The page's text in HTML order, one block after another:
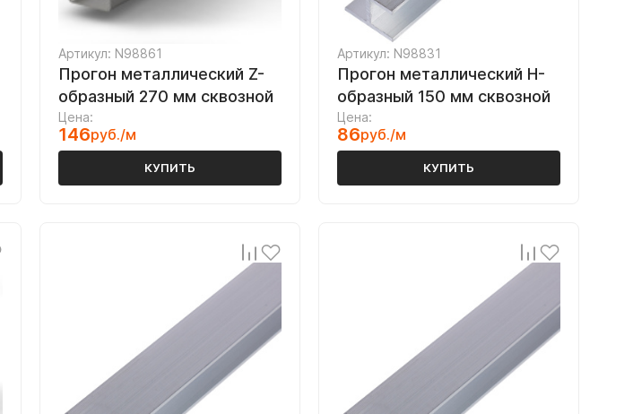
Артикул: N98861
Прогон металлический Z-
образный 270 мм сквозной
Цена:
146руб./м
КУПИТЬ
Артикул: N98831
Прогон металлический H-
образный 150 мм сквозной
Цена:
86руб./м
КУПИТЬ